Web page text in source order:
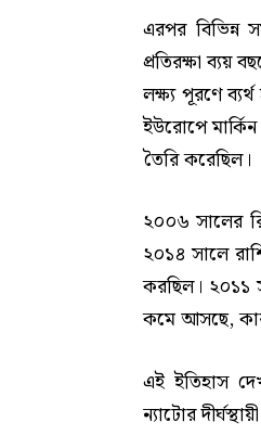
এরপর বিভিন্ন
প্রতিরক্ষা ব্যয়
লক্ষ্য পূরণে
ইউরোপে
তৈরি করেছিল।
২০০৬ সালের
২০১৪ সালে
করছিল। ২০১১
কমে আসছে,
এই ইতিহাস
ন্যাটোর